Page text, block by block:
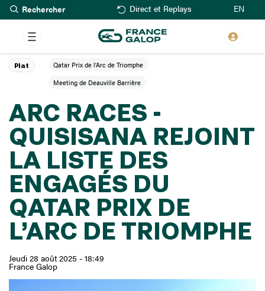
Aller
au
contenu
principal
Rechercher Direct et Replays EN
ARC RACES -
QUISISANA REJOINT
LA LISTE DES
ENGAGÉS DU
QATAR PRIX DE
L’ARC DE TRIOMPHE
Jeudi 28 août 2025 - 18:49
France Galop
Plat
Qatar Prix de l'Arc de Triomphe
Meeting de Deauville Barrière